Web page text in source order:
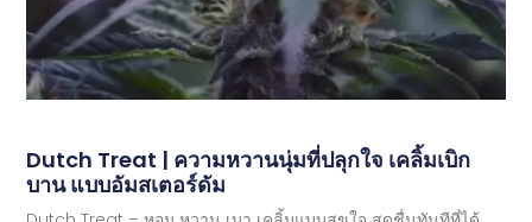
Dutch Treat | ความหวานนุ่มที่ปลุกใจ เคลิ้มเบิก
บาน แบบอัมสเตอร์ดัม